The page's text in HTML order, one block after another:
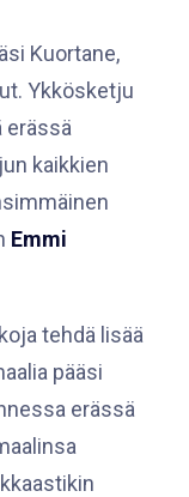
Kuortane,
Ykkösketju
erässä
kaikkien
Emmi
tehdä lisää
pääsi
erässä